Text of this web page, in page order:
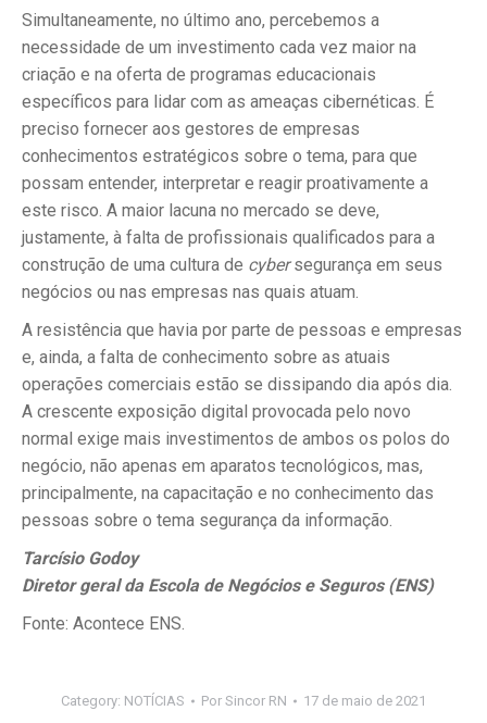
Simultaneamente, no último ano, percebemos a
necessidade de um investimento cada vez maior na
criação e na oferta de programas educacionais
específicos para lidar com as ameaças cibernéticas. É
preciso fornecer aos gestores de empresas
conhecimentos estratégicos sobre o tema, para que
possam entender, interpretar e reagir proativamente a
este risco. A maior lacuna no mercado se deve,
justamente, à falta de profissionais qualificados para a
construção de uma cultura de cybersegurança em seus
negócios ou nas empresas nas quais atuam.
A resistência que havia por parte de pessoas e empresas
e, ainda, a falta de conhecimento sobre as atuais
operações comerciais estão se dissipando dia após dia.
A crescente exposição digital provocada pelo novo
normal exige mais investimentos de ambos os polos do
negócio, não apenas em aparatos tecnológicos, mas,
principalmente, na capacitação e no conhecimento das
pessoas sobre o tema segurança da informação.
Tarcísio Godoy
Diretor geral da Escola de Negócios e Seguros (ENS)
Fonte: Acontece ENS.
Category: NOTÍCIAS Por Sincor RN 17 de maio de 2021